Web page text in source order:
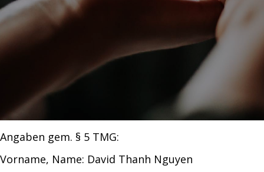
Angaben gem. § 5 TMG:
Vorname, Name: David Thanh Nguyen